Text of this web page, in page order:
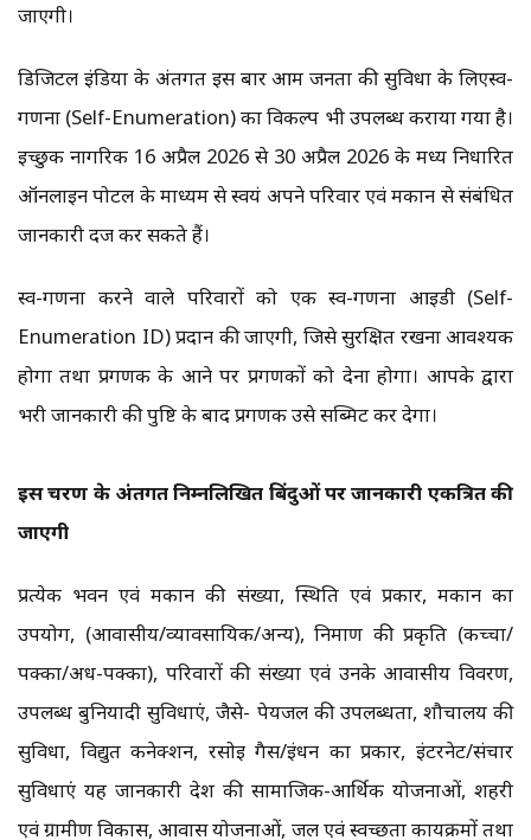
जाएगी।
डिजिटल इंडिया के अंतर्गत इस बार आम जनता की सुविधा के लिएस्व-
गणना (Self-Enumeration) का विकल्प भी उपलब्ध कराया गया है।
इच्छुक नागरिक 16 अप्रैल 2026 से 30 अप्रैल 2026 के मध्य निर्धारित
ऑनलाइन पोर्टल के माध्यम से स्वयं अपने परिवार एवं मकान से संबंधित
जानकारी दर्ज कर सकते हैं।
स्व-गणना करने वाले परिवारों को एक स्व-गणना आईडी (Self-
Enumeration ID) प्रदान की जाएगी, जिसे सुरक्षित रखना आवश्यक
होगा तथा प्रगणक के आने पर प्रगणकों को देना होगा। आपके द्वारा
भरी जानकारी की पुष्टि के बाद प्रगणक उसे सब्मिट कर देगा।
इस चरण के अंतर्गत निम्नलिखित बिंदुओं पर जानकारी एकत्रित की
जाएगी
प्रत्येक भवन एवं मकान की संख्या, स्थिति एवं प्रकार, मकान का
उपयोग, (आवासीय/व्यावसायिक/अन्य), निर्माण की प्रकृति (कच्चा/
पक्का/अर्ध-पक्का), परिवारों की संख्या एवं उनके आवासीय विवरण,
उपलब्ध बुनियादी सुविधाएं, जैसे- पेयजल की उपलब्धता, शौचालय की
सुविधा, विद्युत कनेक्शन, रसोई गैस/ईंधन का प्रकार, इंटरनेट/संचार
सुविधाएं यह जानकारी देश की सामाजिक-आर्थिक योजनाओं, शहरी
एवं ग्रामीण विकास, आवास योजनाओं, जल एवं स्वच्छता कार्यक्रमों तथा